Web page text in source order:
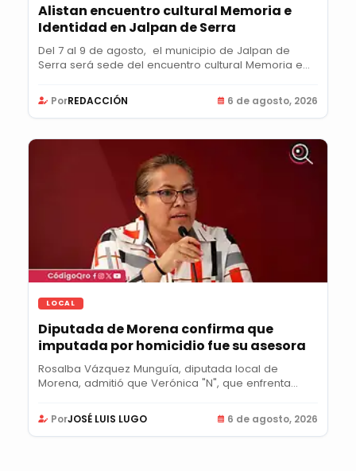
Alistan encuentro cultural Memoria e
Identidad en Jalpan de Serra
Del 7 al 9 de agosto, el municipio de Jalpan de
Serra será sede del encuentro cultural Memoria e...
PorREDACCIÓN 6 de agosto, 2026
LOCAL
Diputada de Morena confirma que
imputada por homicidio fue su asesora
Rosalba Vázquez Munguía, diputada local de
Morena, admitió que Verónica "N", que enfrenta...
PorJOSÉ LUIS LUGO 6 de agosto, 2026